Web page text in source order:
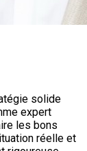
solide
expert
les bons
réelle et